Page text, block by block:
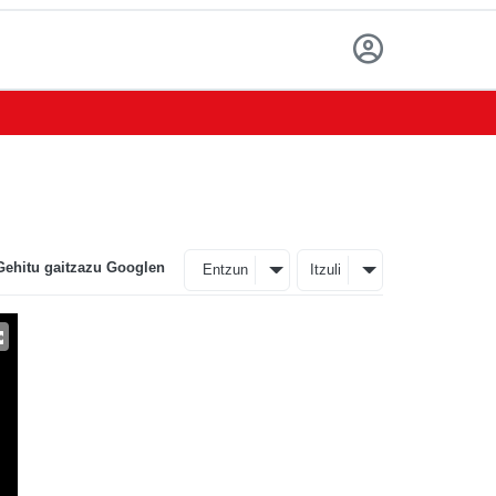
gaitzazu Googlen Entzun Itzuli